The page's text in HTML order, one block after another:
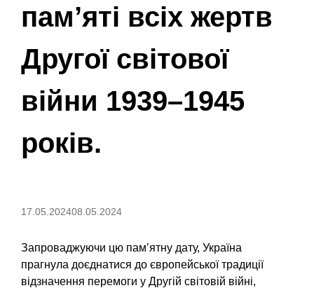
пам’яті всіх жертв
Другої світової
війни 1939–1945
років.
17.05.202408.05.2024
Запроваджуючи цю пам’ятну дату, Україна
прагнула доєднатися до європейської традиції
відзначення перемоги у Другій світовій війні,